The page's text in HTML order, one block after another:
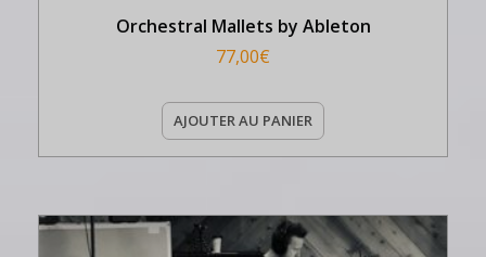
Orchestral Mallets by Ableton
77,00€
AJOUTER AU PANIER